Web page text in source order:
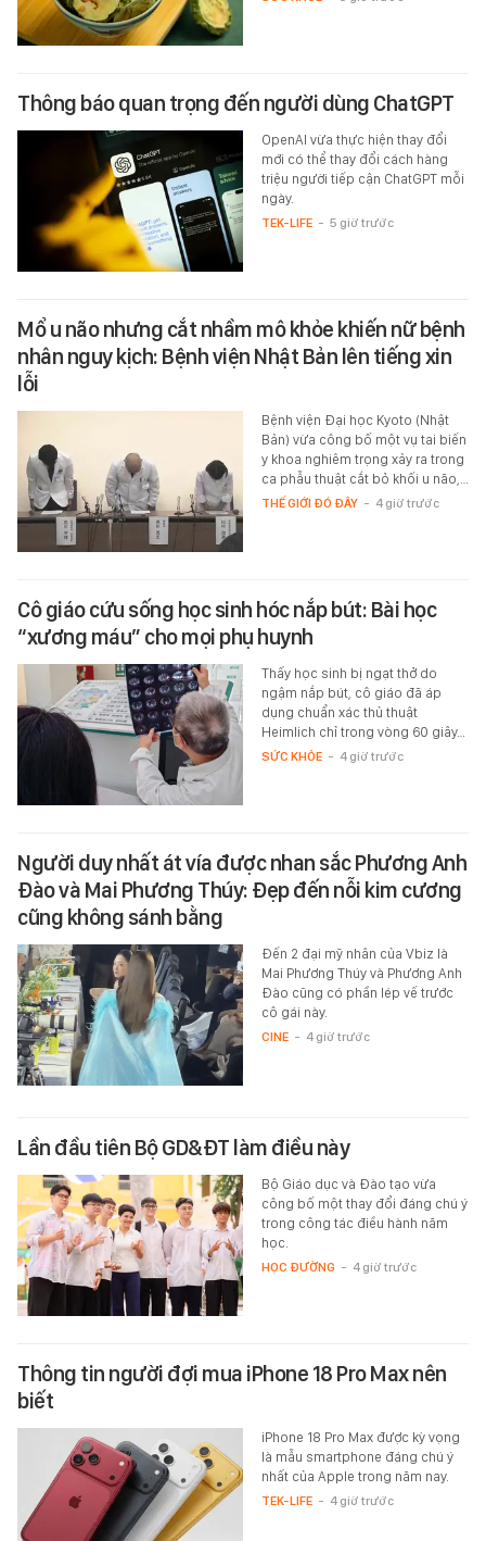
Thông báo quan trọng đến người dùng ChatGPT
OpenAI vừa thực hiện thay đổi
mới có thể thay đổi cách hàng
triệu người tiếp cận ChatGPT mỗi
ngày.
TEK-LIFE - 5 giờ trước
Mổ u não nhưng cắt nhầm mô khỏe khiến nữ bệnh
nhân nguy kịch: Bệnh viện Nhật Bản lên tiếng xin
lỗi
Bệnh viện Đại học Kyoto (Nhật
Bản) vừa công bố một vụ tai biến
y khoa nghiêm trọng xảy ra trong
ca phẫu thuật cắt bỏ khối u não,…
THẾ GIỚI ĐÓ ĐÂY - 4 giờ trước
Cô giáo cứu sống học sinh hóc nắp bút: Bài học
“xương máu” cho mọi phụ huynh
Thấy học sinh bị ngạt thở do
ngậm nắp bút, cô giáo đã áp
dụng chuẩn xác thủ thuật
Heimlich chỉ trong vòng 60 giây…
SỨC KHỎE - 4 giờ trước
Người duy nhất át vía được nhan sắc Phương Anh
Đào và Mai Phương Thúy: Đẹp đến nỗi kim cương
cũng không sánh bằng
Đến 2 đại mỹ nhân của Vbiz là
Mai Phương Thúy và Phương Anh
Đào cũng có phần lép vế trước
cô gái này.
CINE - 4 giờ trước
Lần đầu tiên Bộ GD&ĐT làm điều này
Bộ Giáo dục và Đào tạo vừa
công bố một thay đổi đáng chú ý
trong công tác điều hành năm
học.
HỌC ĐƯỜNG - 4 giờ trước
Thông tin người đợi mua iPhone 18 Pro Max nên
biết
iPhone 18 Pro Max được kỳ vọng
là mẫu smartphone đáng chú ý
nhất của Apple trong năm nay.
TEK-LIFE - 4 giờ trước